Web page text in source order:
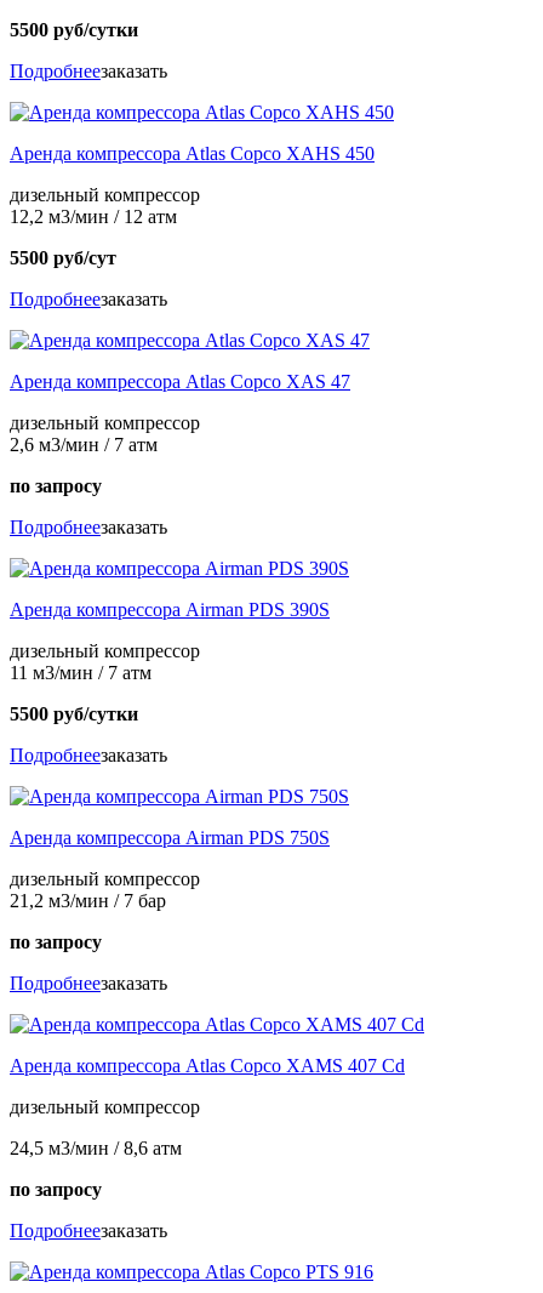
5500 руб/сутки
Подробнеезаказать
Аренда компрессора Atlas Copco XAHS 450
дизельный компрессор
12,2 м3/мин / 12 атм
5500 руб/сут
Подробнеезаказать
Аренда компрессора Atlas Copco XAS 47
дизельный компрессор
2,6 м3/мин / 7 атм
по запросу
Подробнеезаказать
Аренда компрессора Airman PDS 390S
дизельный компрессор
11 м3/мин / 7 атм
5500 руб/сутки
Подробнеезаказать
Аренда компрессора Airman PDS 750S
дизельный компрессор
21,2 м3/мин / 7 бар
по запросу
Подробнеезаказать
Аренда компрессора Atlas Copco XAMS 407 Cd
дизельный компрессор
24,5 м3/мин / 8,6 атм
по запросу
Подробнеезаказать